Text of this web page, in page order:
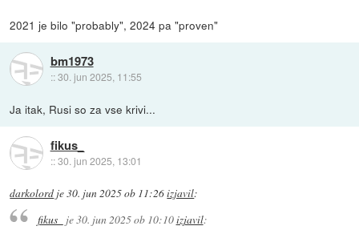
2021 je bilo "probably", 2024 pa "proven"
bm1973
::30. jun 2025, 11:55
Ja itak, Rusi so za vse krivi...
fikus_
::30. jun 2025, 13:01
darkolord je30. jun 2025 ob 11:26izjavil:
fikus_ je30. jun 2025 ob 10:10izjavil: